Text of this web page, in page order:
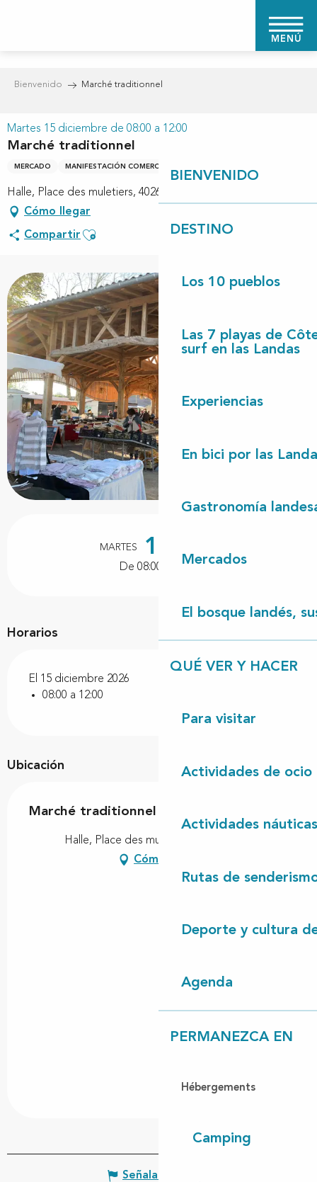
MENÚ
BIENVENIDO
DESTINO
Los 10 pueblos
Las 7 playas de
surf en las Landas
Experiencias
En bici por las
Gastronomía
Mercados
El bosque landés,
QUÉ VER Y HACER
Para visitar
Actividades de ocio
Actividades náuticas
Rutas de
Deporte y cultura
Agenda
PERMANEZCA EN
Hébergements
Camping
Bienvenido Marché traditionnel
Martes 15 diciembre de 08:00 a 12:00
Marché traditionnel
MERCADO MANIFESTACIÓN COMERCIAL
Halle, Place des muletiers, 40260 Linxe
Cómo llegar
Compartir Ajouter aux favoris
MARTES 15
De 08:00 a 12:00
Horarios
El 15 diciembre 2026
08:00 a 12:00
Ubicación
Marché traditionnel
Halle, Place des muletiers, 40260 Linxe
Cómo llegar
Señalar un error